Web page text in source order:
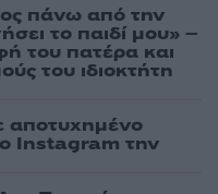
πάνω από την
το παιδί μου» –
του πατέρα και
του ιδιοκτήτη
αποτυχημένο
Instagram την